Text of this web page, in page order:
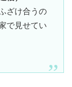
ざけ合うの
で見せてい